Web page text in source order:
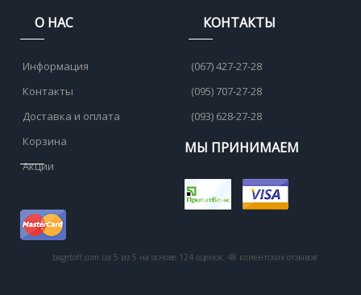
О НАС
Информация
Контакты
Доставка и оплата
Корзина
Акции
КОНТАКТЫ
(067) 427-27-28
(095) 707-27-28
(093) 628-27-28
МЫ ПРИНИМАЕМ
bagetoff.com.ua 5 из 5 на основе 124 оценок. 48 клиентских отзывов